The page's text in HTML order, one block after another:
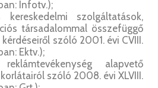
Infotv.);
szolgáltatások,
társadalommal összefüggő
szóló 2001. évi CVIII.
Ektv.);
alapvető
szóló 2008. évi XLVIII.